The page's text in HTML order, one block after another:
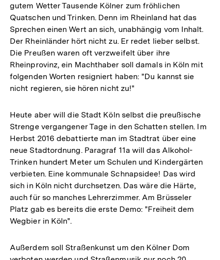
gutem Wetter Tausende Kölner zum fröhlichen
Quatschen und Trinken. Denn im Rheinland hat das
Sprechen einen Wert an sich, unabhängig vom Inhalt.
Der Rheinländer hört nicht zu. Er redet lieber selbst.
Die Preußen waren oft verzweifelt über ihre
Rheinprovinz, ein Machthaber soll damals in Köln mit
folgenden Worten resigniert haben: "Du kannst sie
nicht regieren, sie hören nicht zu!"
Heute aber will die Stadt Köln selbst die preußische
Strenge vergangener Tage in den Schatten stellen. Im
Herbst 2016 debattierte man im Stadtrat über eine
neue Stadtordnung. Paragraf 11a will das Alkohol-
Trinken hundert Meter um Schulen und Kindergärten
verbieten. Eine kommunale Schnapsidee! Das wird
sich in Köln nicht durchsetzen. Das wäre die Härte,
auch für so manches Lehrerzimmer. Am Brüsseler
Platz gab es bereits die erste Demo: "Freiheit dem
Wegbier in Köln".
Außerdem soll Straßenkunst um den Kölner Dom